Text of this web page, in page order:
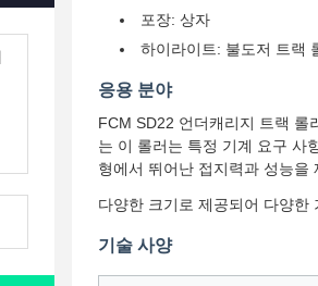
포장: 상자
하이라이트: 불도저 트랙
응용 분야
FCM SD22 언더캐리지 트랙 롤
는 이 롤러는 특정 기계 요구 사
형에서 뛰어난 접지력과 성능을
다양한 크기로 제공되어 다양한
기술 사양